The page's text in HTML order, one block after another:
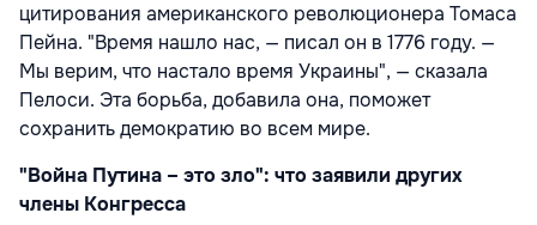
цитирования американского революционера Томаса
Пейна. "Время нашло нас, — писал он в 1776 году. —
Мы верим, что настало время Украины", — сказала
Пелоси. Эта борьба, добавила она, поможет
сохранить демократию во всем мире.
"Война Путина – это зло": что заявили других
члены Конгресса